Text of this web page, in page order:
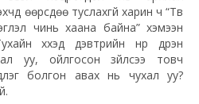
өөрсдөө туслахгүй харин ч “Тв
чинь хаана байна” хэмээн
хүүхэд дэвтрийн нүүр дүүрэн
уу, ойлгосон зүйлсээ товч
болгон авах нь чухал уу?